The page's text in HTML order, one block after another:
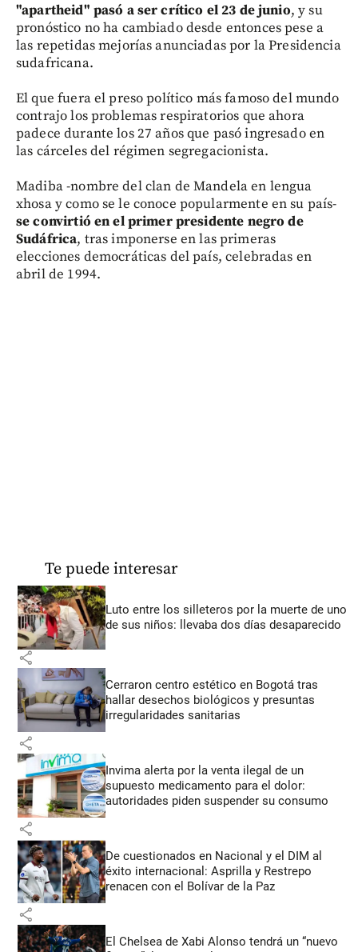
"apartheid" pasó a ser crítico el 23 de junio, y su
pronóstico no ha cambiado desde entonces pese a
las repetidas mejorías anunciadas por la Presidencia
sudafricana.
El que fuera el preso político más famoso del mundo
contrajo los problemas respiratorios que ahora
padece durante los 27 años que pasó ingresado en
las cárceles del régimen segregacionista.
Madiba -nombre del clan de Mandela en lengua
xhosa y como se le conoce popularmente en su país-
se convirtió en el primer presidente negro de
Sudáfrica, tras imponerse en las primeras
elecciones democráticas del país, celebradas en
abril de 1994.
Te puede interesar
Luto entre los silleteros por la muerte de uno
de sus niños: llevaba dos días desaparecido
share
Cerraron centro estético en Bogotá tras
hallar desechos biológicos y presuntas
irregularidades sanitarias
share
Invima alerta por la venta ilegal de un
supuesto medicamento para el dolor:
autoridades piden suspender su consumo
share
De cuestionados en Nacional y el DIM al
éxito internacional: Asprilla y Restrepo
renacen con el Bolívar de la Paz
share
El Chelsea de Xabi Alonso tendrá un “nuevo